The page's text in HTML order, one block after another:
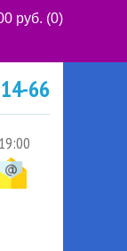
руб. (0)
66